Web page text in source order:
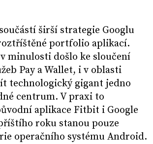
širší strategie Googlu
portfolio aplikací.
minulosti došlo ke sloučení
Pay a Wallet, i v oblasti
technologický gigant jedno
centrum. V praxi to
aplikace Fitbit i Google
roku stanou pouze
operačního systému Android.